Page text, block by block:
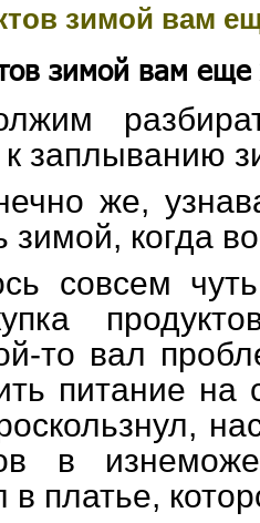
зимой вам
зимой вам еще
к заплыванию
же,
когда
совсем
то вал
питание на
в
в платье,